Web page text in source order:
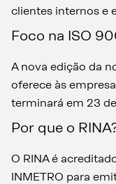
clientes internos e
Foco na ISO
A nova edição da
oferece às
terminará em 23
Por que o
O RINA é
INMETRO para